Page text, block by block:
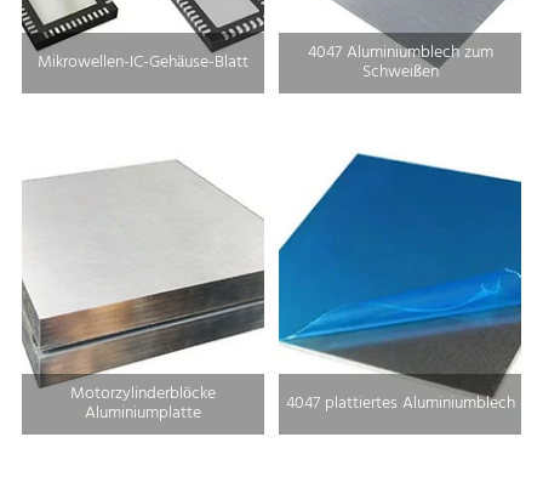
Mikrowellen-IC-Gehäuse-Blatt 4047 Aluminiumblech zum
Schweißen
Motorzylinderblöcke
Aluminiumplatte 4047 plattiertes Aluminiumblech